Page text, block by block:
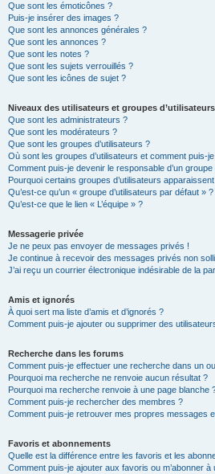
Que sont les émoticônes ?
Puis-je insérer des images ?
Que sont les annonces générales ?
Que sont les annonces ?
Que sont les notes ?
Que sont les sujets verrouillés ?
Que sont les icônes de sujet ?
Niveaux des utilisateurs et groupes d’utilisateurs
Que sont les administrateurs ?
Que sont les modérateurs ?
Que sont les groupes d’utilisateurs ?
Où sont les groupes d’utilisateurs et comment puis-
Comment puis-je devenir le responsable d’un groupe
Pourquoi certains groupes d’utilisateurs
Qu’est-ce qu’un « groupe d’utilisateurs par défaut » ?
Qu’est-ce que le lien « L’équipe » ?
Messagerie privée
Je ne peux pas envoyer de messages privés !
Je continue à recevoir des messages privés non
J’ai reçu un courrier électronique indésirable de la
Amis et ignorés
À quoi sert ma liste d’amis et d’ignorés ?
Comment puis-je ajouter ou supprimer des
Recherche dans les forums
Comment puis-je effectuer une recherche dans un
Pourquoi ma recherche ne renvoie aucun résultat ?
Pourquoi ma recherche renvoie à une page blanche
Comment puis-je rechercher des membres ?
Comment puis-je retrouver mes propres messages
Favoris et abonnements
Quelle est la différence entre les favoris et les
Comment puis-je ajouter aux favoris ou m’abonner à